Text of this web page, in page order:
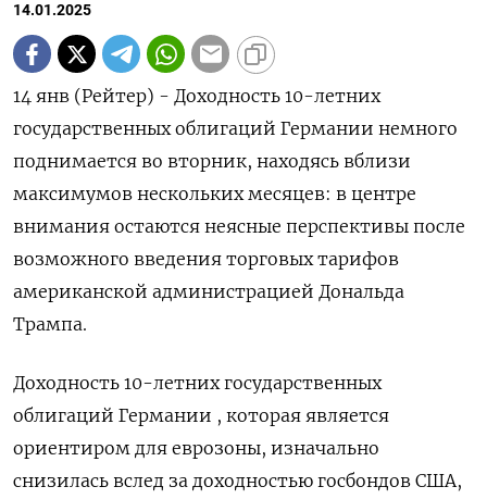
14.01.2025
14 янв (Рейтер) - Доходность 10-летних
государственных облигаций Германии немного
поднимается во вторник, находясь вблизи
максимумов нескольких месяцев: в центре
внимания остаются неясные перспективы после
возможного введения торговых тарифов
американской администрацией Дональда
Трампа.
Доходность 10-летних государственных
облигаций Германии , которая является
ориентиром для еврозоны, изначально
снизилась вслед за доходностью госбондов США,